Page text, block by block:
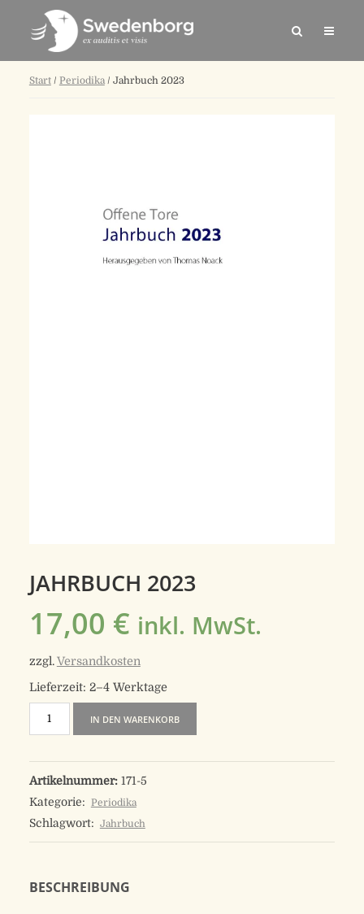
Start/ Periodika/ Jahrbuch 2023
JAHRBUCH 2023
17,00 € inkl. MwSt.
zzgl.Versandkosten
Lieferzeit: 2–4 Werktage
Jahrbuch
2023
Menge
IN DEN WARENKORB
Artikelnummer: 171-5
Kategorie: Periodika
Schlagwort: Jahrbuch
BESCHREIBUNG